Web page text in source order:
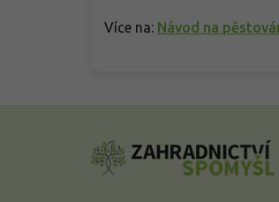
Více na: Návod na